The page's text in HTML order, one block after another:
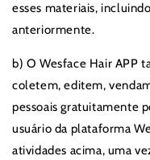
esses materiais,
anteriormente.
b) O Wesface Hair APP
coletem, editem,
pessoais gratuitamente
usuário da plataforma
atividades acima, uma